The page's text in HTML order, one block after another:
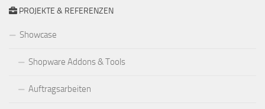
PROJEKTE & REFERENZEN
Showcase
Shopware Addons & Tools
Auftragsarbeiten